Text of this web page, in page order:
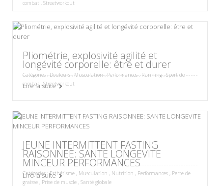
combat
Streetworkout
Pliométrie, explosivité agilité et
longévité corporelle: être et durer
Catégories : Douleurs , Musculation,Performances,Running,Sport de
combat,Streetworkout
Lire la suite
JEUNE INTERMITTENT FASTING
RAISONNEE: SANTE LONGEVITE
MINCEUR PERFORMANCES
Catégories :Esthétisme Musculation Nutrition Performances
Perte de
graisse
Prise de muscle Santé globale
Lire la suite